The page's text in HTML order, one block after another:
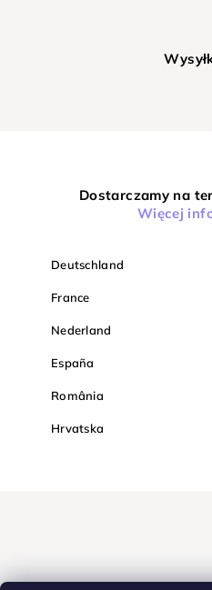
Dostarczamy na
Więcej
Deutschland
France
Nederland
España
România
Hrvatska